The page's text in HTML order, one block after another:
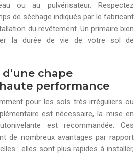
ou au pulvérisateur. Respectez
de séchage indiqués par le fabricant
du revêtement. Un primaire bien
la durée de vie de votre sol de
chape
performance
pour les sols très irréguliers ou
est nécessaire, la mise en
est recommandée. Ces
de nombreux avantages par rapport
: elles sont plus rapides à installer,